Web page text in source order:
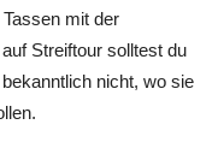
mit der
Streiftour solltest du
nicht, wo sie